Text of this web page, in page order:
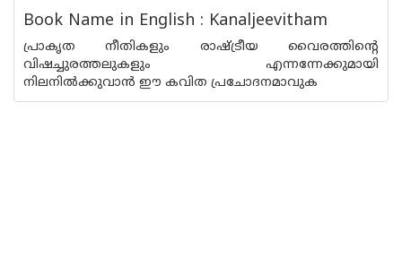
Book Name in English : Kanaljeevitham
പ്രാകൃത നീതികളും രാഷ്ട്രീയ വൈരത്തിന്റെ
വിഷച്ചുരത്തലുകളും എന്നന്നേക്കുമായി
നിലനില്‍ക്കുവാന്‍ ഈ കവിത പ്രചോദനമാവുക